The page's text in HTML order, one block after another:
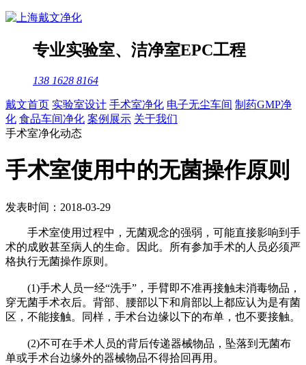
专业实验室、 洁净室EPC工程
138 1628 8164
戴文首页 实验室设计 手术室净化 电子无尘车间 制药GMP净
化 食品车间净化 案例展示 关于我们
手术室净化动态
手术室使用中的无菌操作原则
发表时间：2018-03-29
手术室使用过程中，无菌观念的强弱，可能直接影响到手
术的成败甚至病人的生命。因此。所有参加手术的人员必须严
格执行无菌操作原则。
(1)手术人员一经“洗手”，手臂即不准再接触未消毒物品，
穿无菌手术衣后。背部、腰部以下和肩部以上都应认为是有菌
区，不能接触。同样，手术台边缘以下的布单，也不要接触。
(2)不可在手术人员的背后传递器械物品，坠落到无菌布
单或手术台边缘外的器械物品不得拾回再用。